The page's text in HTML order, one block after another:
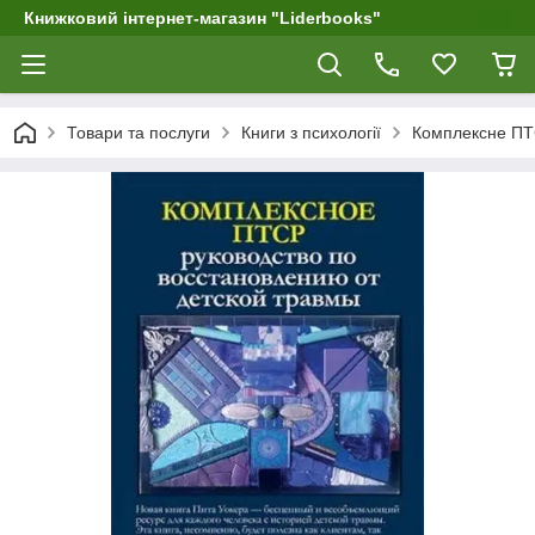
Книжковий інтернет-магазин "Liderbooks"
Товари та послуги Книги з психології Комплексне